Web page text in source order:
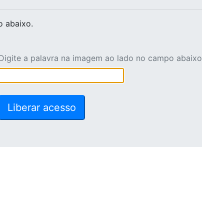
abaixo.
a palavra na imagem ao lado no campo abaixo